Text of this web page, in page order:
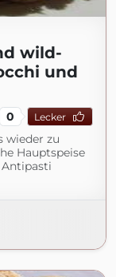
wild-
und
0 Lecker
wieder zu
Hauptspeise